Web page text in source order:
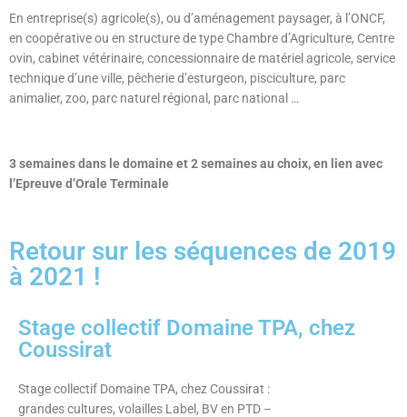
En entreprise(s) agricole(s), ou d’aménagement paysager, à l’ONCF,
en coopérative ou en structure de type Chambre d’Agriculture, Centre
ovin, cabinet vétérinaire, concessionnaire de matériel agricole, service
technique d’une ville, pêcherie d’esturgeon, pisciculture, parc
animalier, zoo, parc naturel régional, parc national …
3 semaines dans le domaine et 2 semaines au choix, en lien avec
l’Epreuve d’Orale Terminale
Retour sur les séquences de 2019
à 2021 !
Stage collectif Domaine TPA, chez
Coussirat
Stage collectif Domaine TPA, chez Coussirat :
grandes cultures, volailles Label, BV en PTD –